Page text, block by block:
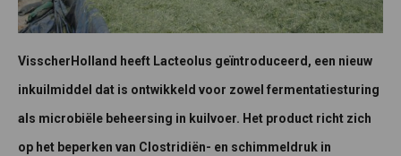
VisscherHolland heeft Lacteolus geïntroduceerd, een nieuw
inkuilmiddel dat is ontwikkeld voor zowel fermentatiesturing
als microbiële beheersing in kuilvoer. Het product richt zich
op het beperken van Clostridiën- en schimmeldruk in